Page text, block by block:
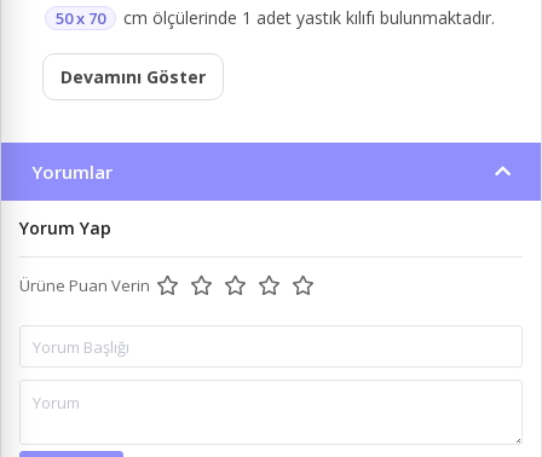
50 x 70 cm ölçülerinde 1 adet yastık kılıfı bulunmaktadır.
Devamını Göster
Yorumlar
Yorum Yap
Ürüne Puan Verin